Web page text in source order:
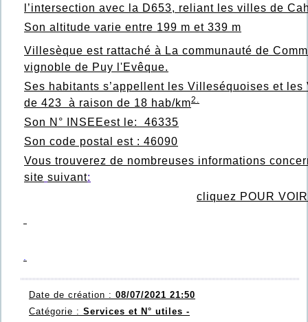
l’intersection avec la D653, reliant les villes de
Son altitude varie entre 199 m et 339 m
Villesèque est rattaché à La communauté de
vignoble de Puy l'Evêque.
Ses habitants s’appellent les Villeséquoises et
de 423 à raison de 18 hab/km2.
Son N° INSEEest le: 46335
Son code postal est : 46090
Vous trouverez de nombreuses informations
site suivant:
cliquez POUR
Date de création : 08/07/2021 21:50
Catégorie : Services et N° utiles -